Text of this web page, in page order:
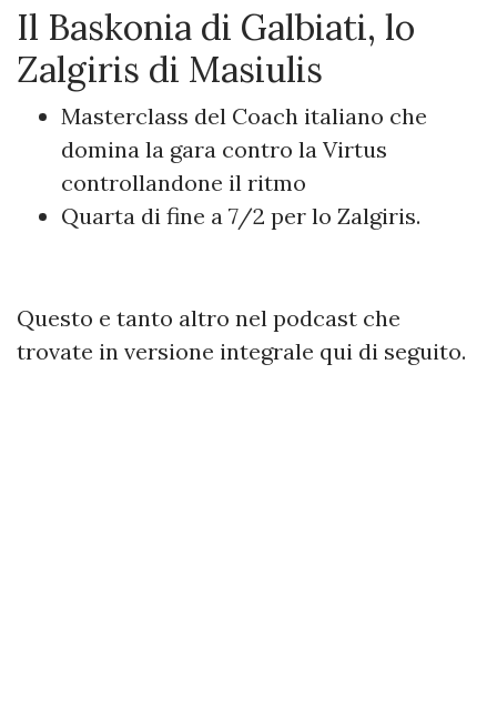
Il Baskonia di Galbiati, lo
Zalgiris di Masiulis
Masterclass del Coach italiano che
domina la gara contro la Virtus
controllandone il ritmo
Quarta di fine a 7/2 per lo Zalgiris.
Questo e tanto altro nel podcast che
trovate in versione integrale qui di seguito.